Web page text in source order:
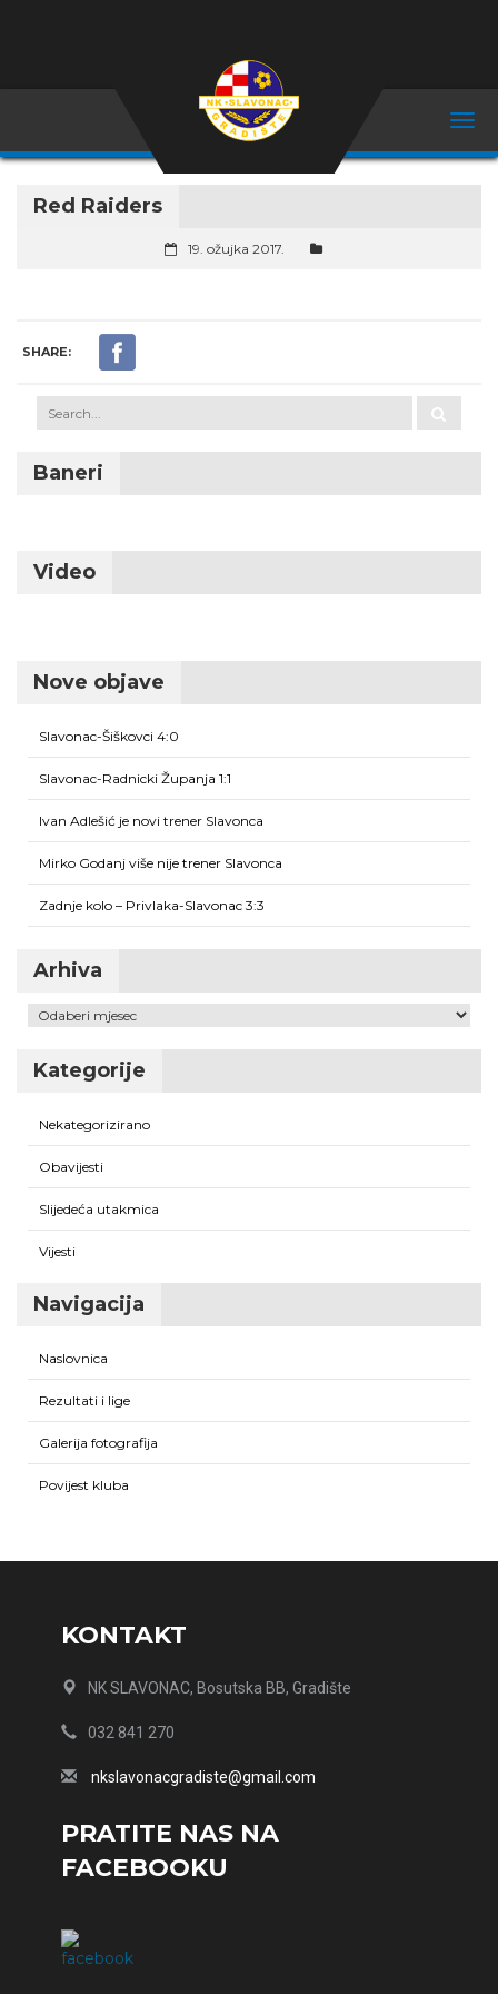
Red Raiders
19. ožujka 2017.
SHARE:
Baneri
Video
Nove objave
Slavonac-Šiškovci 4:0
Slavonac-Radnicki Županja 1:1
Ivan Adlešić je novi trener Slavonca
Mirko Godanj više nije trener Slavonca
Zadnje kolo – Privlaka-Slavonac 3:3
Arhiva
Arhiva
Kategorije
Nekategorizirano
Obavijesti
Slijedeća utakmica
Vijesti
Navigacija
Naslovnica
Rezultati i lige
Galerija fotografija
Povijest kluba
KONTAKT
NK SLAVONAC, Bosutska BB, Gradište
032 841 270
nkslavonacgradiste@gmail.com
PRATITE NAS NA
FACEBOOKU